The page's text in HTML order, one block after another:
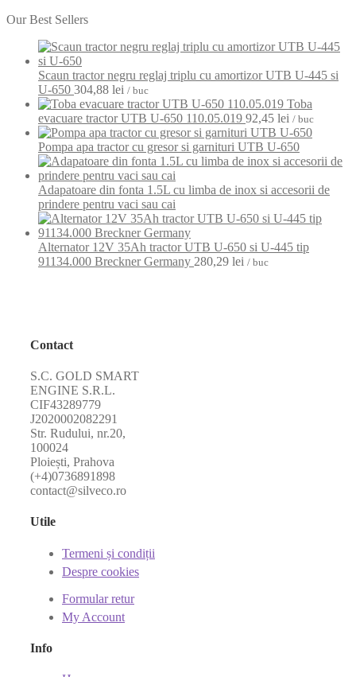
Our Best Sellers
Scaun tractor negru reglaj triplu cu amortizor UTB U-445 si
U-650 304,88 lei / buc
Toba
evacuare tractor UTB U-650 110.05.019 92,45 lei / buc
Pompa apa tractor cu gresor si garnituri UTB U-650
Adapatoare din fonta 1.5L cu limba de inox si accesorii de
prindere pentru vaci sau cai
Alternator 12V 35Ah tractor UTB U-650 si U-445 tip
91134.000 Breckner Germany 280,29 lei / buc
Contact
S.C. GOLD SMART
ENGINE S.R.L.
CIF43289779
J2020002082291
Str. Rudului, nr.20,
100024
Ploiești, Prahova
(+4)0736891898
contact@silveco.ro
Utile
Termeni și condiții
Despre cookies
Formular retur
My Account
Info